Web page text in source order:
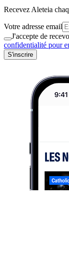
Recevez Aleteia
Votre adresse email
J'accepte de
confidentialité pour
S'inscrire